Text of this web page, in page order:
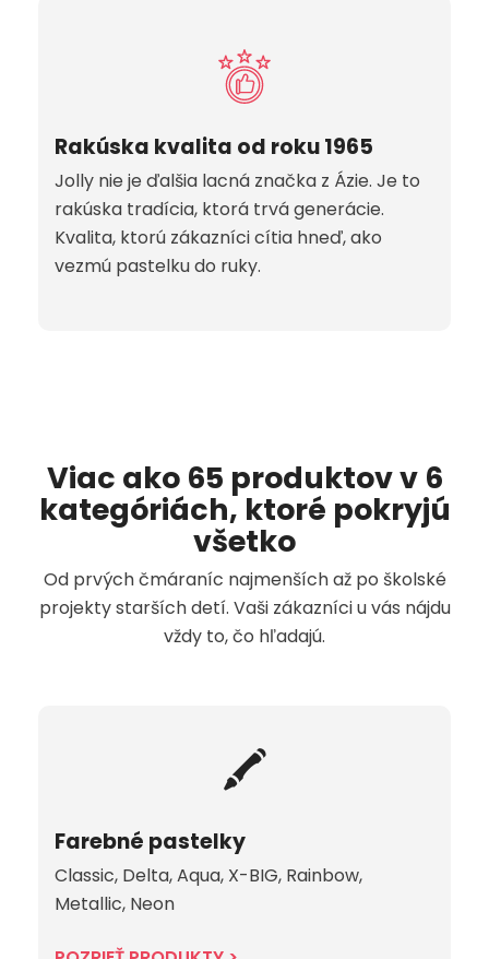
Rakúska kvalita od roku 1965
Jolly nie je ďalšia lacná značka z Ázie. Je to
rakúska tradícia, ktorá trvá generácie.
Kvalita, ktorú zákazníci cítia hneď, ako
vezmú pastelku do ruky.
Viac ako 65 produktov v 6
kategóriách, ktoré pokryjú
všetko
Od prvých čmáraníc najmenších až po školské
projekty starších detí. Vaši zákazníci u vás nájdu
vždy to, čo hľadajú.
🖍️
Farebné pastelky
Classic, Delta, Aqua, X-BIG, Rainbow,
Metallic, Neon